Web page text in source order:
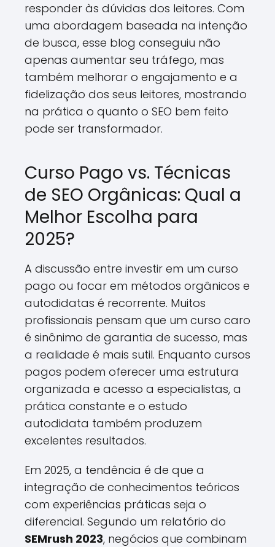
responder às dúvidas dos leitores. Com
uma abordagem baseada na intenção
de busca, esse blog conseguiu não
apenas aumentar seu tráfego, mas
também melhorar o engajamento e a
fidelização dos seus leitores, mostrando
na prática o quanto o SEO bem feito
pode ser transformador.
Curso Pago vs. Técnicas
de SEO Orgânicas: Qual a
Melhor Escolha para
2025?
A discussão entre investir em um curso
pago ou focar em métodos orgânicos e
autodidatas é recorrente. Muitos
profissionais pensam que um curso caro
é sinônimo de garantia de sucesso, mas
a realidade é mais sutil. Enquanto cursos
pagos podem oferecer uma estrutura
organizada e acesso a especialistas, a
prática constante e o estudo
autodidata também produzem
excelentes resultados.
Em 2025, a tendência é de que a
integração de conhecimentos teóricos
com experiências práticas seja o
diferencial. Segundo um relatório do
SEMrush 2023, negócios que combinam